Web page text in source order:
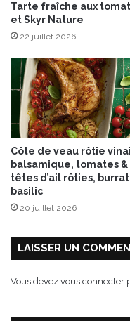
u
r
m
r
d
e
o
i
s
e
Tarte fraîche aux
et Skyr Nature
22 juillet 2026
Côte de veau rôtie
balsamique, tomates &
têtes d’ail rôties,
basilic
20 juillet 2026
LAISSER UN
Vous devez vous connecter